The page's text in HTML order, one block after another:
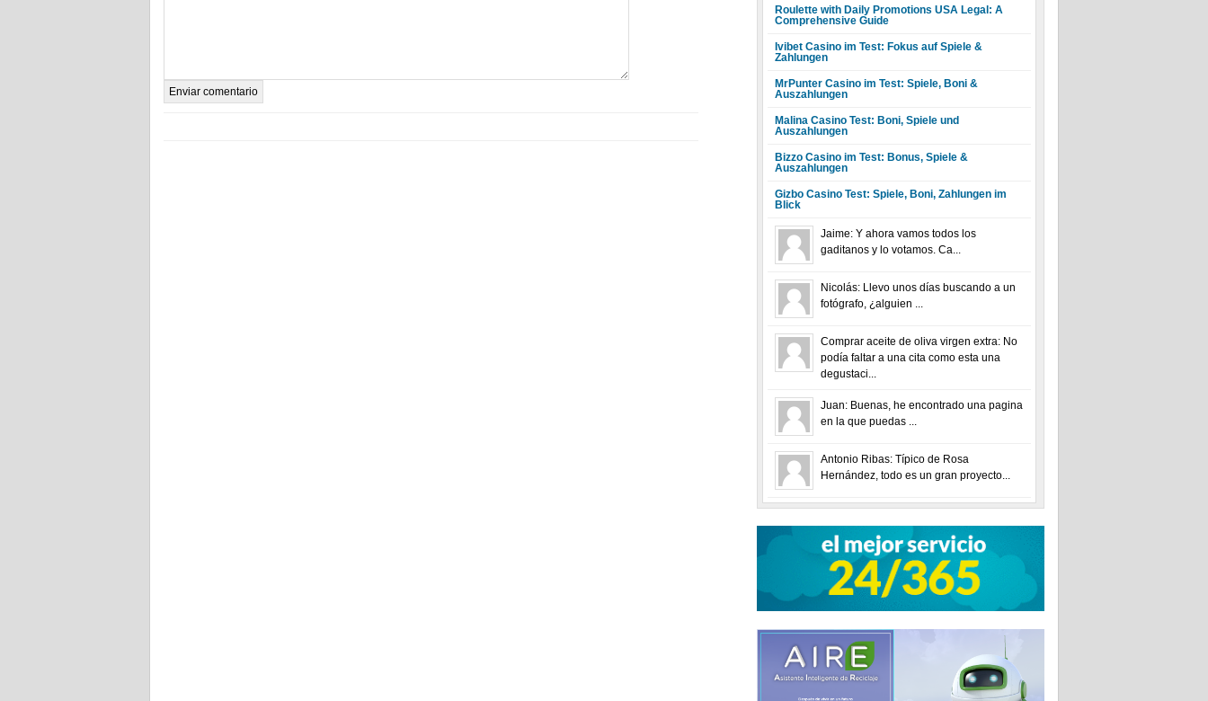
Roulette with Daily Promotions USA Legal: A
Comprehensive Guide
Ivibet Casino im Test: Fokus auf Spiele &
Zahlungen
MrPunter Casino im Test: Spiele, Boni &
Auszahlungen
Malina Casino Test: Boni, Spiele und
Auszahlungen
Bizzo Casino im Test: Bonus, Spiele &
Auszahlungen
Gizbo Casino Test: Spiele, Boni, Zahlungen im
Blick
Jaime: Y ahora vamos todos los
gaditanos y lo votamos. Ca...
Nicolás: Llevo unos días buscando a un
fotógrafo, ¿alguien ...
Comprar aceite de oliva virgen extra: No
podía faltar a una cita como esta una
degustaci...
Juan: Buenas, he encontrado una pagina
en la que puedas ...
Antonio Ribas: Típico de Rosa
Hernández, todo es un gran proyecto...